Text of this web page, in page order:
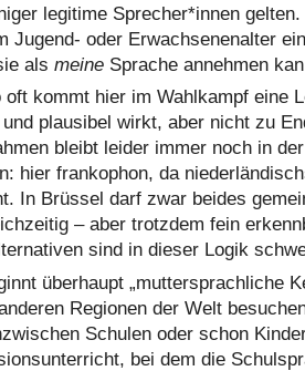
legitime Sprecher*innen
Jugend- oder Erwachsenenalter
als meine Sprache annehmen
oft kommt hier im Wahlkampf eine
plausibel wirkt, aber nicht zu
bleibt leider immer noch in
hier frankophon, da
In Brüssel darf zwar beides
– aber trotzdem fein
sind in dieser Logik
überhaupt „muttersprachliche
Regionen der Welt
Schulen oder schon
bei dem die